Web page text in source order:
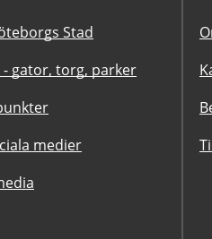
Stad
- gator, torg, parker
medier